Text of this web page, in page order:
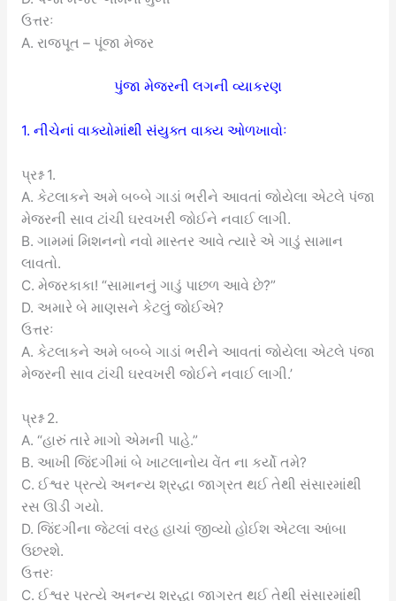
ઉત્તરઃ
A. રાજપૂત – પૂંજા મેજર
પુંજા મેજરની લગની વ્યાકરણ
1. નીચેનાં વાક્યોમાંથી સંયુક્ત વાક્ય ઓળખાવોઃ
પ્રશ્ન 1.
A. કેટલાકને અમે બબ્બે ગાડાં ભરીને આવતાં જોયેલા એટલે પંજા
મેજરની સાવ ટાંચી ઘરવખરી જોઈને નવાઈ લાગી.
B. ગામમાં મિશનનો નવો માસ્તર આવે ત્યારે એ ગાડું સામાન
લાવતો.
C. મેજરકાકા! “સામાનનું ગાડું પાછળ આવે છે?”
D. અમારે બે માણસને કેટલું જોઈએ?
ઉત્તરઃ
A. કેટલાકને અમે બબ્બે ગાડાં ભરીને આવતાં જોયેલા એટલે પંજા
મેજરની સાવ ટાંચી ઘરવખરી જોઈને નવાઈ લાગી.’
પ્રશ્ન 2.
A. “હારું તારે માગો એમની પાહે.”
B. આખી જિંદગીમાં બે ખાટલાનોય વેંત ના કર્યો તમે?
C. ઈશ્વર પ્રત્યે અનન્ય શ્રદ્ધા જાગ્રત થઈ તેથી સંસારમાંથી
રસ ઊડી ગયો.
D. જિંદગીના જેટલાં વરહ હાચાં જીવ્યો હોઈશ એટલા આંબા
ઉછરશે.
ઉત્તરઃ
C. ઈશ્વર પ્રત્યે અનન્ય શ્રદ્ધા જાગ્રત થઈ તેથી સંસારમાંથી